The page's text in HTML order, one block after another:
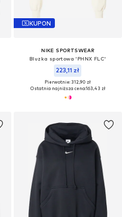
KUPON
NIKE SPORTSWEAR
Bluzka sportowa 'PHNX FLC'
223,11 zł
Pierwotnie: 312,90 zł
Ostatnia najniższa cena:163,43 zł